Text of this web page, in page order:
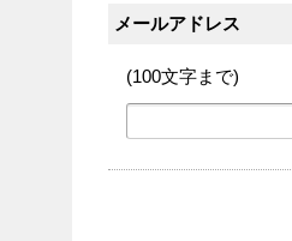
メールアドレス
(100文字まで)